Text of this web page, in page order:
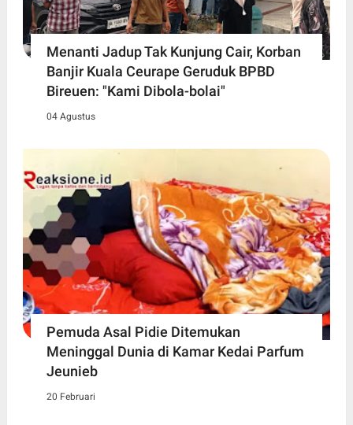
Menanti Jadup Tak Kunjung Cair, Korban
Banjir Kuala Ceurape Geruduk BPBD
Bireuen: "Kami Dibola-bolai"
04 Agustus
Pemuda Asal Pidie Ditemukan
Meninggal Dunia di Kamar Kedai Parfum
Jeunieb
20 Februari